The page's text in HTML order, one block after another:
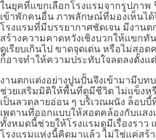
ในยุคที่แขกเลือกโรงแรมจากรูปภาพ
เข้าพักคนอื่น ภาพลักษณ์ที่มองเห็นได้
โรงแรมที่มีบรรยากาศชัดเจน มีงาน
สร้างความคาดหวังเชิงบวกให้แขก
ดูเรียบเกินไป ขาดจุดเด่น หรือไม่สอ
ก็อาจทำให้ความประทับใจลดลงตั้งแ
งานตกแต่งอย่างปูนปั้นจึงเข้ามามีบท
ช่วยเสริมมิติให้พื้นที่ดูมีชีวิต ไม่แข็งหรื
เป็นลวดลายอ่อน ๆ บริเวณผนัง ล็อบบี้
เพดานที่ออกแบบให้สอดคล้องกับแส
ทั้งหมดนี้ช่วยให้โรงแรมดูมีเรื่องราว
โรงแรมแห่งนี้คิดมาแล้ว ไม่ใช่แค่สร้า